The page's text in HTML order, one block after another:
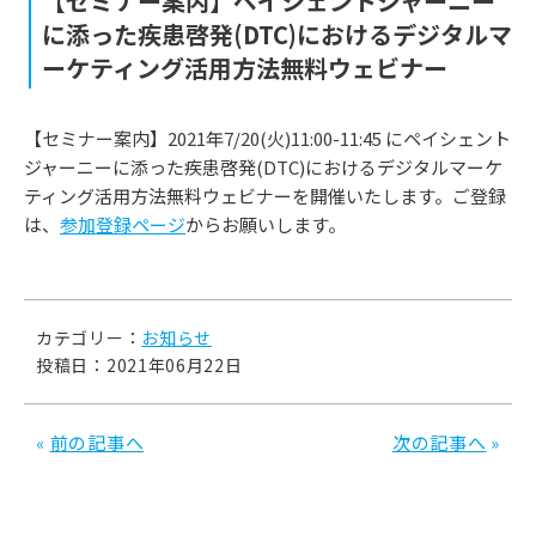
に添った疾患啓発(DTC)におけるデジタルマ
ーケティング活用方法無料ウェビナー
【セミナー案内】2021年7/20(火)11:00-11:45 にペイシェント
ジャーニーに添った疾患啓発(DTC)におけるデジタルマーケ
ティング活用方法無料ウェビナーを開催いたします。ご登録
は、 参加登録ページからお願いします。
カテゴリー： お知らせ
投稿日：2021年06月22日
« 前の記事へ 次の記事へ »